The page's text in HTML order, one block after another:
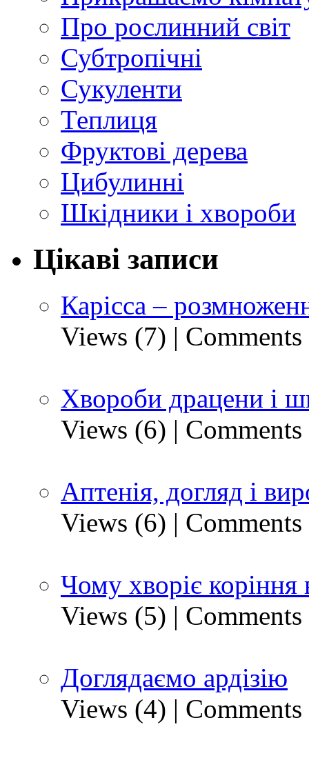
Про рослинний світ
Субтропічні
Сукуленти
Теплиця
Фруктові дерева
Цибулинні
Шкідники і хвороби
Цікаві записи
Карісса –
Views (7) |
Хвороби драцени і
Views (6) |
Аптенія, догляд і
Views (6) |
Чому хворіє коріння
Views (5) |
Доглядаємо ардізію
Views (4) |